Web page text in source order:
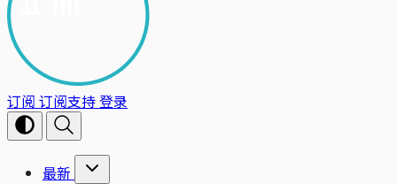
订阅 订阅支持登录
最新